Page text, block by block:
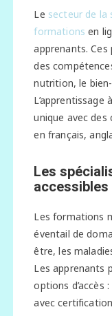
Le secteur de la
formations en
apprenants.
des
nutrition, le
unique avec
en français,
Les
Les formations
éventail de
être, les
Les apprenants
options d’accès
avec